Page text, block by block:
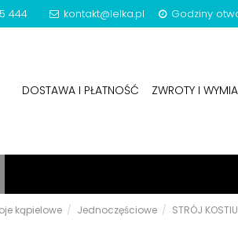
444 kontakt@lelka.pl Godziny
DOSTAWA I PŁATNOŚĆ ZWROTY I
kąpielowe Jednoczęściowe STRÓJ